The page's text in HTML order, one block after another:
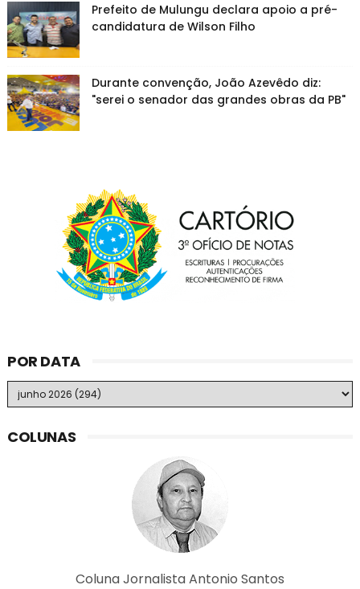
Prefeito de Mulungu declara apoio a pré-
candidatura de Wilson Filho
Durante convenção, João Azevêdo diz:
"serei o senador das grandes obras da PB"
POR DATA
COLUNAS
Coluna Jornalista Antonio Santos